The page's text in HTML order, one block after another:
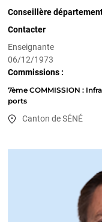
Conseillère
Contacter
Enseignante
06/12/1973
Commissions :
7ème COMMISSION :
ports
Canton de SÉNÉ